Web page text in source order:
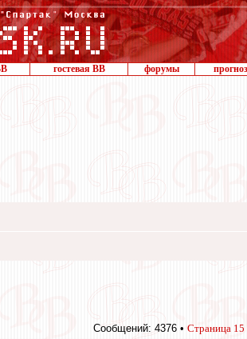
гостевая ВВ форумы
Сообщений: 4376 • Страница 15